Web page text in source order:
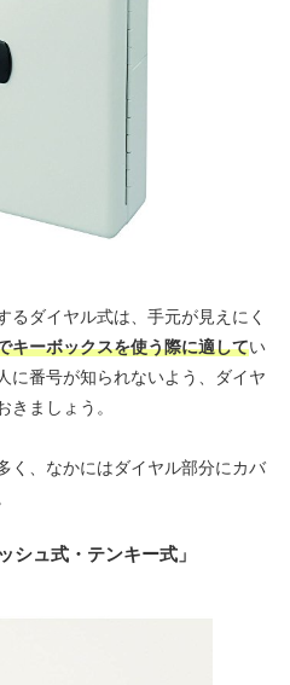
るダイヤル式は、手元が見えにく
キーボックスを使う際に適してい
に番号が知られないよう、ダイヤ
きましょう。
く、なかにはダイヤル部分にカバ
シュ式・テンキー式」